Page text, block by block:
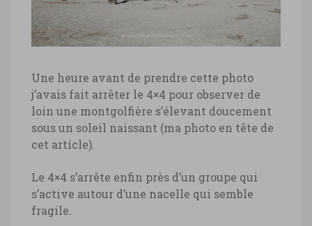
Une heure avant de prendre cette photo
j’avais fait arrêter le 4×4 pour observer de
loin une montgolfière s’élevant doucement
sous un soleil naissant (ma photo en tête de
cet article).
Le 4×4 s’arrête enfin près d’un groupe qui
s’active autour d’une nacelle qui semble
fragile.